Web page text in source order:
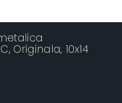
Originala, 10x14